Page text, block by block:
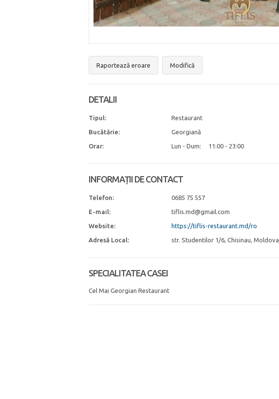
Raportează eroare Modifică
DETALII
Tipul: Restaurant
Bucătărie: Georgiană
Orar: Lun - Dum: 11:00 - 23:00
INFORMAȚII DE CONTACT
Telefon: 0685 75 557
E-mail: tiflis.md@gmail.com
Website: https://tiflis-restaurant.md/ro
Adresă Local: str. Studentilor 1/6, Chisinau, Moldova
SPECIALITATEA CASEI
Cel Mai Georgian Restaurant